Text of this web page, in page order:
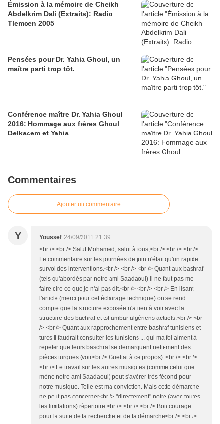
Émission à la mémoire de Cheikh
Abdelkrim Dali (Extraits): Radio
Tlemcen 2005
Pensées pour Dr. Yahia Ghoul, un
maître parti trop tôt.
Conférence maître Dr. Yahia Ghoul
2016: Hommage aux frères Ghoul
Belkacem et Yahia
Commentaires
Ajouter un commentaire
Y Youssef 24/09/2011 21:39
<br /> <br /> Salut Mohamed, salut à tous,<br /> <br /> <br />
Le commentaire sur les journées de juin n'était qu'un rapide
survol des interventions.<br /> <br /> <br /> Quant aux bashraf
(tels qu'abordés par notre ami Saadaoui) il ne faut pas me
faire dire ce que je n'ai pas dit.<br /> <br /> <br /> En lisant
l'article (merci pour cet éclairage technique) on se rend
compte que la structure exposée n'a rien à voir avec la
structure des bachraf et tshambar algériens actuels.<br /> <br
/> <br /> Quant aux rapprochement entre bashraf tunisiens et
turcs il faudrait consulter les tunisiens ... qui ma foi aiment à
répéter que leurs baschraf se démarquent nettement des
pièces turques (voir<br /> Guettat à ce propos). <br /> <br />
<br /> Le travail sur les autres musiques (comme celui que
mène notre ami Saadaoui) peut s'avérer très fécond pour
notre musique. Telle est ma conviction. Mais cette démarche
ne peut pas concerner<br /> "directement" notre (avec toutes
les limitations) répertoire.<br /> <br /> <br /> Bon courage
pour la suite de ta recherche et de ta démarche<br /> <br />